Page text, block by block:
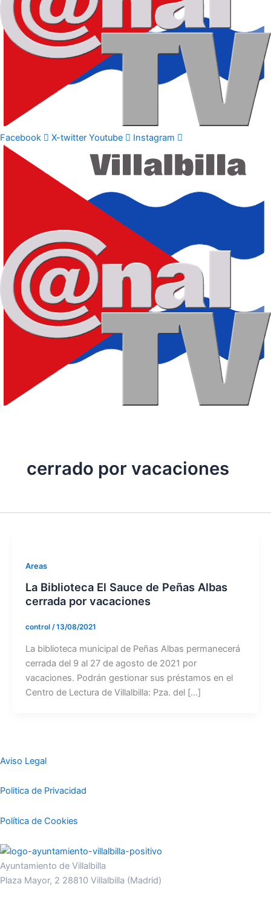
Facebook X-twitter Youtube Instagram
cerrado por vacaciones
Areas
La Biblioteca El Sauce de Peñas Albas
cerrada por vacaciones
control /13/08/2021
La biblioteca municipal de Peñas Albas permanecerá
cerrada del 9 al 27 de agosto de 2021 por
vacaciones. Podrán gestionar sus préstamos en el
Centro de Lectura de Villalbilla: Pza. del […]
Aviso Legal
Politica de Privacidad
Política de Cookies
Ayuntamiento de Villalbilla
Plaza Mayor, 2 28810 Villalbilla (Madrid)